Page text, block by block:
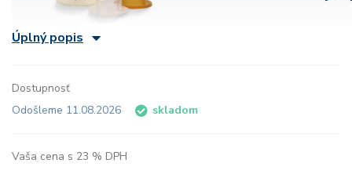
Úplný popis
Dostupnosť
Odošleme 11.08.2026
skladom
Vaša cena s 23 % DPH